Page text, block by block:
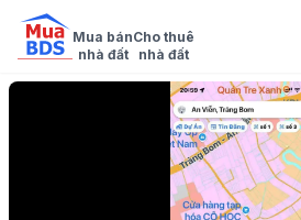
Mua bán
nhà đất
Cho thuê
nhà đất